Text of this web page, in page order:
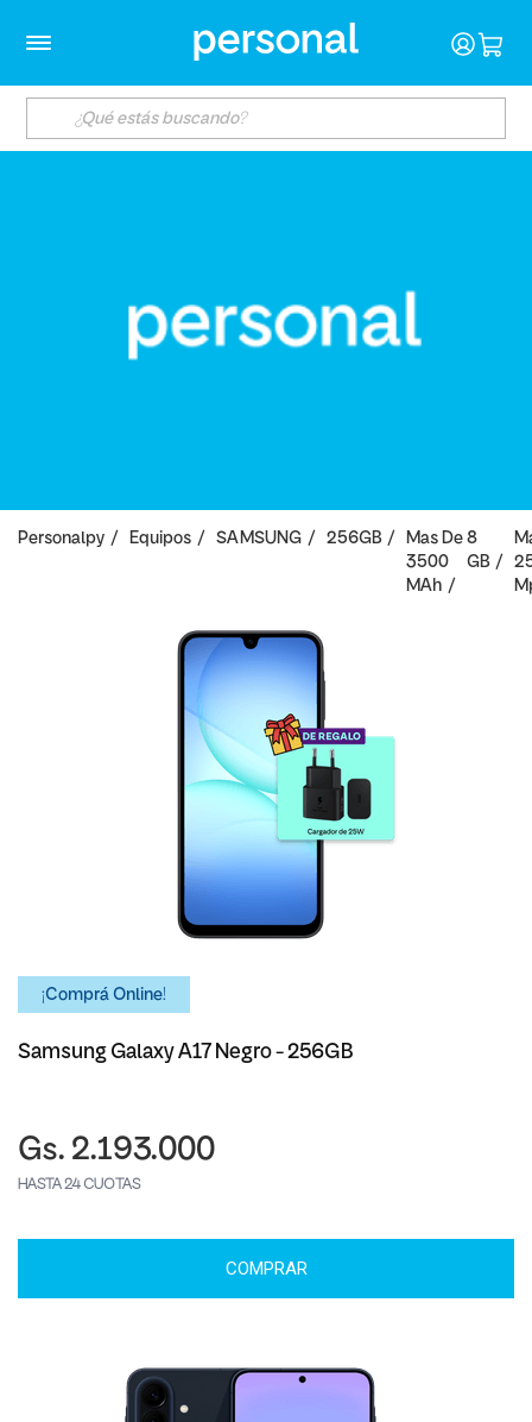
Personalpy Equipos SAMSUNG 256GB
Mas De
3500
MAh
8
GB
¡Comprá Online!
Samsung Galaxy A17 Negro - 256GB
Gs. 2.193.000
HASTA 24 CUOTAS
COMPRAR